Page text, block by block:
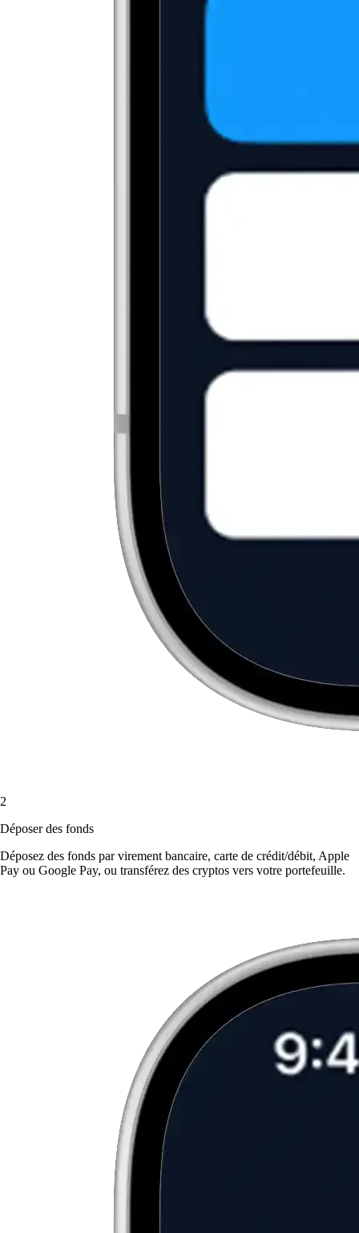
2
Déposer des fonds
Déposez des fonds par virement bancaire, carte de crédit/débit, Apple
Pay ou Google Pay, ou transférez des cryptos vers votre portefeuille.